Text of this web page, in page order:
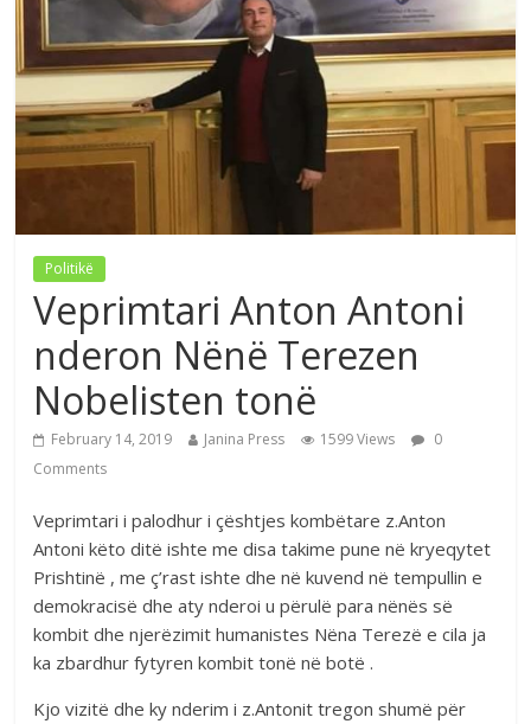
Politikë
Veprimtari Anton Antoni
nderon Nënë Terezen
Nobelisten tonë
February 14, 2019 Janina Press 1599 Views
0
Comments
Veprimtari i palodhur i çështjes kombëtare z.Anton
Antoni këto ditë ishte me disa takime pune në kryeqytet
Prishtinë , me ç’rast ishte dhe në kuvend në tempullin e
demokracisë dhe aty nderoi u përulë para nënës së
kombit dhe njerëzimit humanistes Nëna Terezë e cila ja
ka zbardhur fytyren kombit tonë në botë .
Kjo vizitë dhe ky nderim i z.Antonit tregon shumë për